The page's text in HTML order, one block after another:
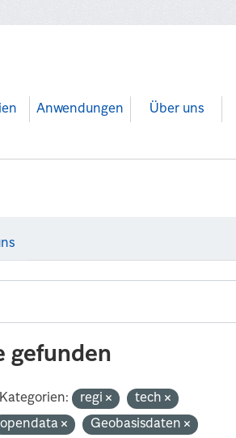
Anwendungen Über uns
gefunden
Kategorien: regi
tech
opendata Geobasisdaten